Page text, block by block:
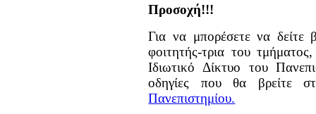
Προσοχή!!!
Για να μπορέσετε να δείτε
φοιτητής-τρια του
Ιδιωτικό Δίκτυο του
οδηγίες που θα βρείτε
Πανεπιστημίου.